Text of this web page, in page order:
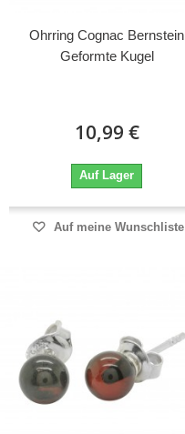
Ohrring Cognac Bernstein
Geformte Kugel
10,99 €
Auf Lager
Auf meine Wunschliste